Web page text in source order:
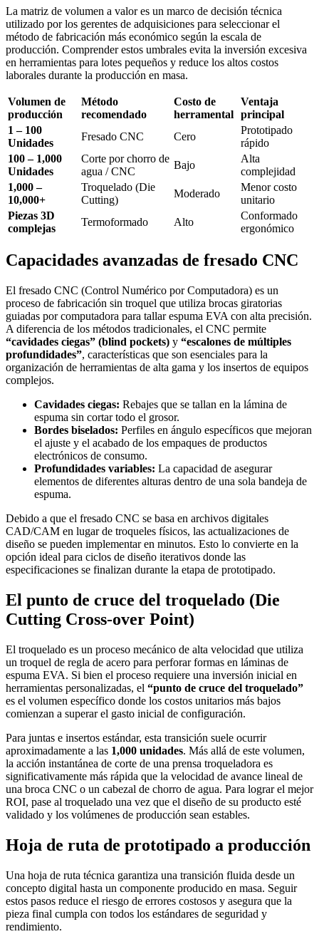
La matriz de volumen a valor es un marco de decisión técnica
utilizado por los gerentes de adquisiciones para seleccionar el
método de fabricación más económico según la escala de
producción. Comprender estos umbrales evita la inversión excesiva
en herramientas para lotes pequeños y reduce los altos costos
laborales durante la producción en masa.
Volumen de
producción
Método
recomendado
Costo de
herramental
Ventaja
principal
1 – 100
Unidades
Fresado CNC Cero
Prototipado
rápido
100 – 1,000
Unidades
Corte por chorro de
agua / CNC
Bajo
Alta
complejidad
1,000 –
10,000+
Troquelado (Die
Cutting)
Moderado
Menor costo
unitario
Piezas 3D
complejas
Termoformado Alto
Conformado
ergonómico
Capacidades avanzadas de fresado CNC
El fresado CNC (Control Numérico por Computadora) es un
proceso de fabricación sin troquel que utiliza brocas giratorias
guiadas por computadora para tallar espuma EVA con alta precisión.
A diferencia de los métodos tradicionales, el CNC permite
“cavidades ciegas” (blind pockets) y “escalones de múltiples
profundidades”, características que son esenciales para la
organización de herramientas de alta gama y los insertos de equipos
complejos.
Cavidades ciegas: Rebajes que se tallan en la lámina de
espuma sin cortar todo el grosor.
Bordes biselados: Perfiles en ángulo específicos que mejoran
el ajuste y el acabado de los empaques de productos
electrónicos de consumo.
Profundidades variables: La capacidad de asegurar
elementos de diferentes alturas dentro de una sola bandeja de
espuma.
Debido a que el fresado CNC se basa en archivos digitales
CAD/CAM en lugar de troqueles físicos, las actualizaciones de
diseño se pueden implementar en minutos. Esto lo convierte en la
opción ideal para ciclos de diseño iterativos donde las
especificaciones se finalizan durante la etapa de prototipado.
El punto de cruce del troquelado (Die
Cutting Cross-over Point)
El troquelado es un proceso mecánico de alta velocidad que utiliza
un troquel de regla de acero para perforar formas en láminas de
espuma EVA. Si bien el proceso requiere una inversión inicial en
herramientas personalizadas, el “punto de cruce del troquelado”
es el volumen específico donde los costos unitarios más bajos
comienzan a superar el gasto inicial de configuración.
Para juntas e insertos estándar, esta transición suele ocurrir
aproximadamente a las 1,000 unidades. Más allá de este volumen,
la acción instantánea de corte de una prensa troqueladora es
significativamente más rápida que la velocidad de avance lineal de
una broca CNC o un cabezal de chorro de agua. Para lograr el mejor
ROI, pase al troquelado una vez que el diseño de su producto esté
validado y los volúmenes de producción sean estables.
Hoja de ruta de prototipado a producción
Una hoja de ruta técnica garantiza una transición fluida desde un
concepto digital hasta un componente producido en masa. Seguir
estos pasos reduce el riesgo de errores costosos y asegura que la
pieza final cumpla con todos los estándares de seguridad y
rendimiento.